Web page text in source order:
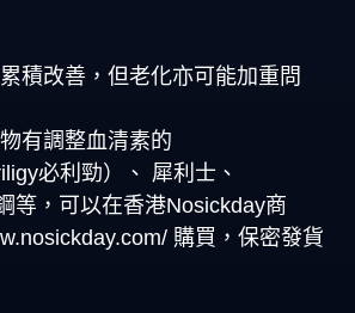
積改善，但老化亦可能加重問
有調整血清素的
必利勁）、 犀利士、
等，可以在香港Nosickday商
購買，保密發貨